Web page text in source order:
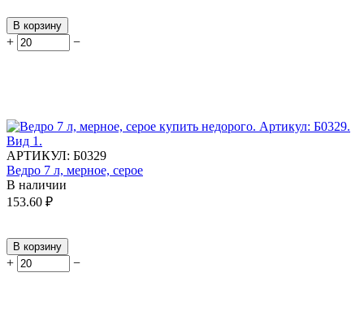
В корзину
+ −
АРТИКУЛ: Б0329
Ведро 7 л, мерное, серое
В наличии
153.60 ₽
В корзину
+ −